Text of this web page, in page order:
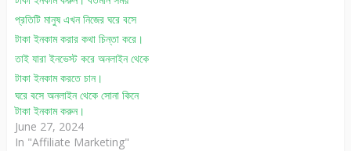
ঘরে বসে অনলাইন থেকে সোনা কিনে
টাকা ইনকাম করুন।
June 27, 2024
In "Affiliate Marketing"